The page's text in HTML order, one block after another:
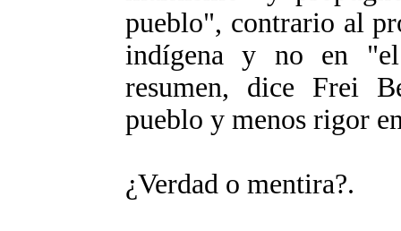
pueblo", contrario al
indígena y no en
resumen, dice Frei
pueblo y menos rigor
¿Verdad o mentira?.